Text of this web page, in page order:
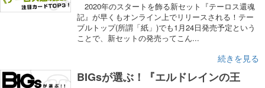
2020年のスタートを飾る新セット『テーロス還魂
記』が早くもオンライン上でリリースされる！テー
ブルトップ(所謂「紙」)でも1月24日発売予定という
ことで、新セットの発売ってこん...
続きを見る
BIGsが選ぶ！『エルドレインの王